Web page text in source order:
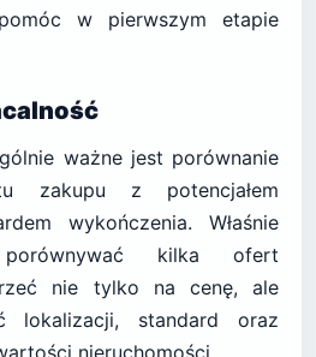
w pierwszym etapie
ważne jest porównanie
zakupu z potencjałem
wykończenia. Właśnie
kilka ofert
nie tylko na cenę, ale
lokalizacji, standard oraz
nieruchomości.